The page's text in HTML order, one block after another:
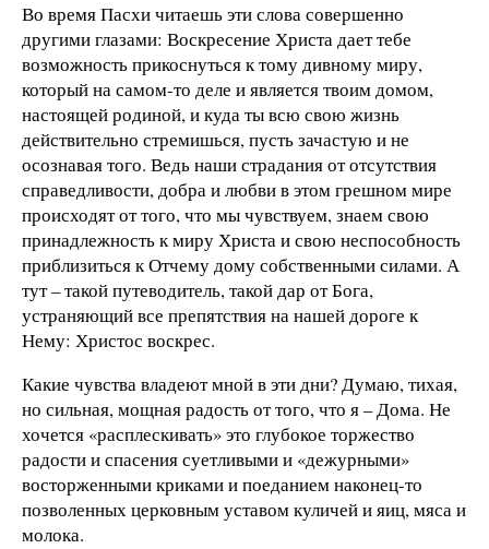
Во время Пасхи читаешь эти слова совершенно
другими глазами: Воскресение Христа дает тебе
возможность прикоснуться к тому дивному миру,
который на самом-то деле и является твоим домом,
настоящей родиной, и куда ты всю свою жизнь
действительно стремишься, пусть зачастую и не
осознавая того. Ведь наши страдания от отсутствия
справедливости, добра и любви в этом грешном мире
происходят от того, что мы чувствуем, знаем свою
принадлежность к миру Христа и свою неспособность
приблизиться к Отчему дому собственными силами. А
тут – такой путеводитель, такой дар от Бога,
устраняющий все препятствия на нашей дороге к
Нему: Христос воскрес.
Какие чувства владеют мной в эти дни? Думаю, тихая,
но сильная, мощная радость от того, что я – Дома. Не
хочется «расплескивать» это глубокое торжество
радости и спасения суетливыми и «дежурными»
восторженными криками и поеданием наконец-то
позволенных церковным уставом куличей и яиц, мяса и
молока.